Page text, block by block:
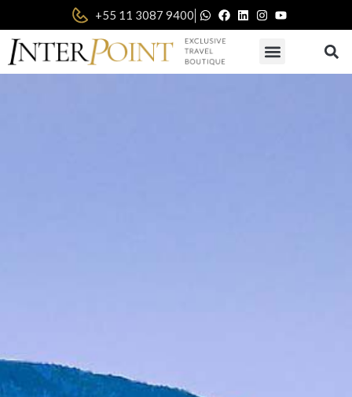
+55 11 3087 9400|